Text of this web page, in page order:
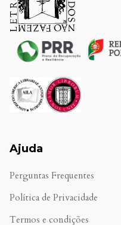
Ajuda
Perguntas Frequentes
Política de Privacidade
Termos e condições